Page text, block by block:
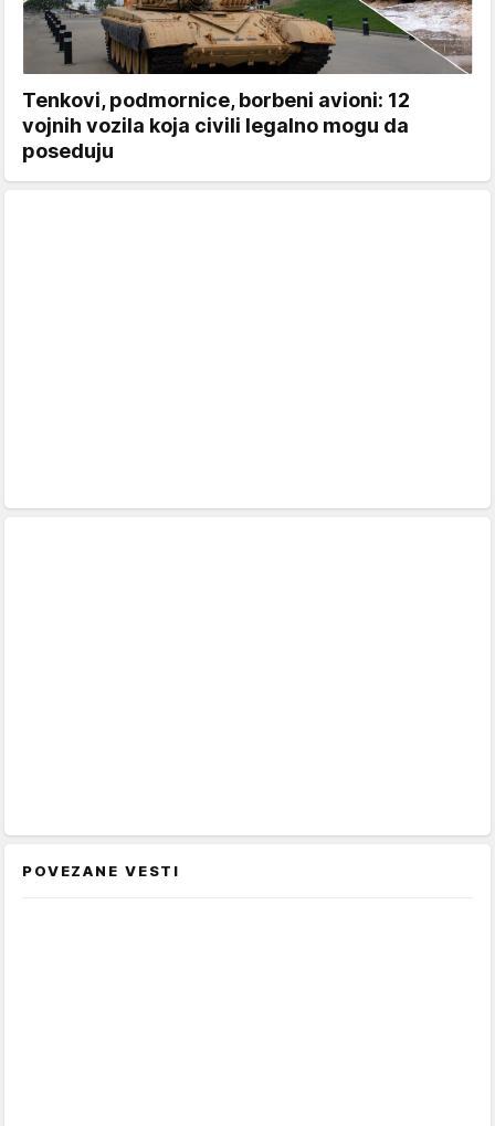
Tenkovi, podmornice, borbeni avioni: 12
vojnih vozila koja civili legalno mogu da
poseduju
POVEZANE VESTI